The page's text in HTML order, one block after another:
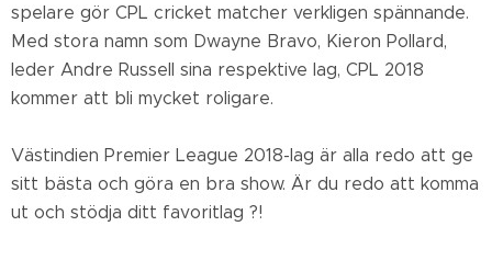
spelare gör CPL cricket matcher verkligen spännande.
Med stora namn som Dwayne Bravo, Kieron Pollard,
leder Andre Russell sina respektive lag, CPL 2018
kommer att bli mycket roligare.
Västindien Premier League 2018-lag är alla redo att ge
sitt bästa och göra en bra show. Är du redo att komma
ut och stödja ditt favoritlag ?!